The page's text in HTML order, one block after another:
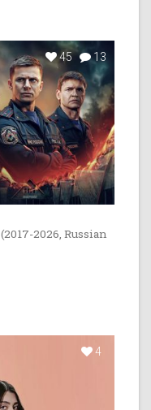
45 13
(2017-2026, Russian
4